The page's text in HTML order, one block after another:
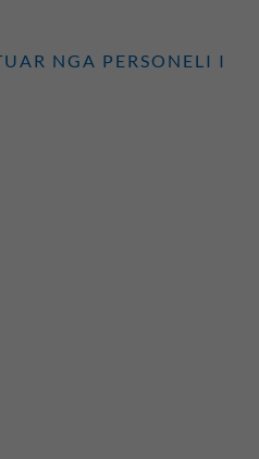
NGA PERSONELI I